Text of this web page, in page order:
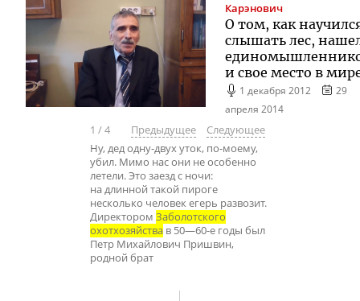
Карэнович
О том, как
слышать лес,
и свое место в
1 декабря 2012
29
апреля 2014
1 /4 Предыдущее
Следующее
Ну, дед одну-двух уток, по-моему,
убил. Мимо нас они не особенно
летели. Это заезд с ночи:
на длинной такой пироге
несколько человек егерь развозит.
Директором Заболотского
охотхозяйства в 50—60-е годы был
Петр Михайлович Пришвин,
родной брат